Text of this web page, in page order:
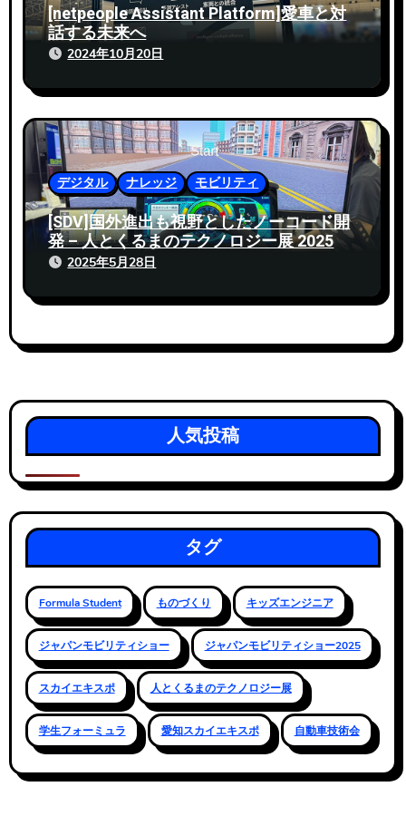
[netpeople Assistant Platform]愛車と対
話する未来へ
2024年10月20日
デジタル ナレッジ モビリティ
[SDV]国外進出も視野としたノーコード開
発 – 人とくるまのテクノロジー展 2025
2025年5月28日
人気投稿
タグ
Formula Student ものづくり キッズエンジニア
ジャパンモビリティショー ジャパンモビリティショー2025
スカイエキスポ 人とくるまのテクノロジー展
学生フォーミュラ 愛知スカイエキスポ 自動車技術会